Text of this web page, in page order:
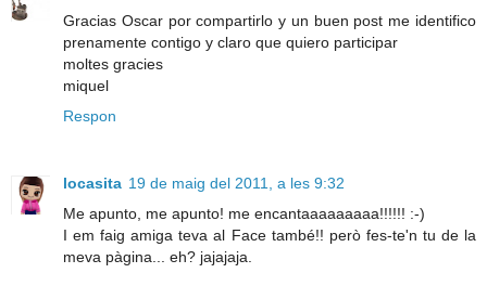
Gracias Oscar por compartirlo y un buen post me identifico
prenamente contigo y claro que quiero participar
moltes gracies
miquel
Respon
locasita 19 de maig del 2011, a les 9:32
Me apunto, me apunto! me encantaaaaaaaaa!!!!!! :-)
I em faig amiga teva al Face també!! però fes-te'n tu de la
meva pàgina... eh? jajajaja.